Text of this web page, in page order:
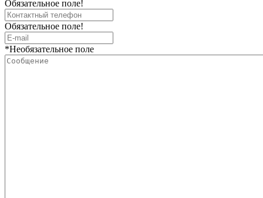
Обязательное поле!
Обязательное поле!
*Необязательное поле